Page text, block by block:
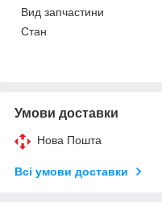
Вид запчастини
Стан
Умови доставки
Нова Пошта
Всі умови доставки